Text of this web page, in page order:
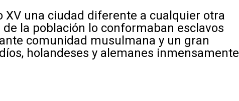
XV una ciudad diferente a cualquier otra
de la población lo conformaban esclavos
comunidad musulmana y un gran
holandeses y alemanes inmensamente